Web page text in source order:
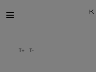
votre
futur